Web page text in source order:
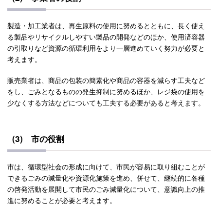
製造・加工業者は、再生原料の使用に努めるとともに、長く使え
る製品やリサイクルしやすい製品の開発などのほか、使用済容器
の引取りなど資源の循環利用をより一層進めていく努力が必要と
考えます。
販売業者は、商品の包装の簡素化や商品の容器を減らす工夫など
をし、ごみとなるものの発生抑制に努めるほか、レジ袋の使用を
少なくする方法などについても工夫する必要があると考えます。
(3) 市の役割
市は、循環型社会の形成に向けて、市民が容易に取り組むことが
できるごみの減量化や資源化施策を進め、併せて、継続的に各種
の啓発活動を展開して市民のごみ減量化について、意識向上の推
進に努めることが必要と考えます。